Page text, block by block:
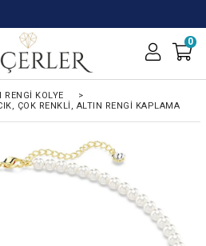
0
RENGI KOLYE
>
ÇOK RENKLI, ALTIN RENGI KAPLAMA